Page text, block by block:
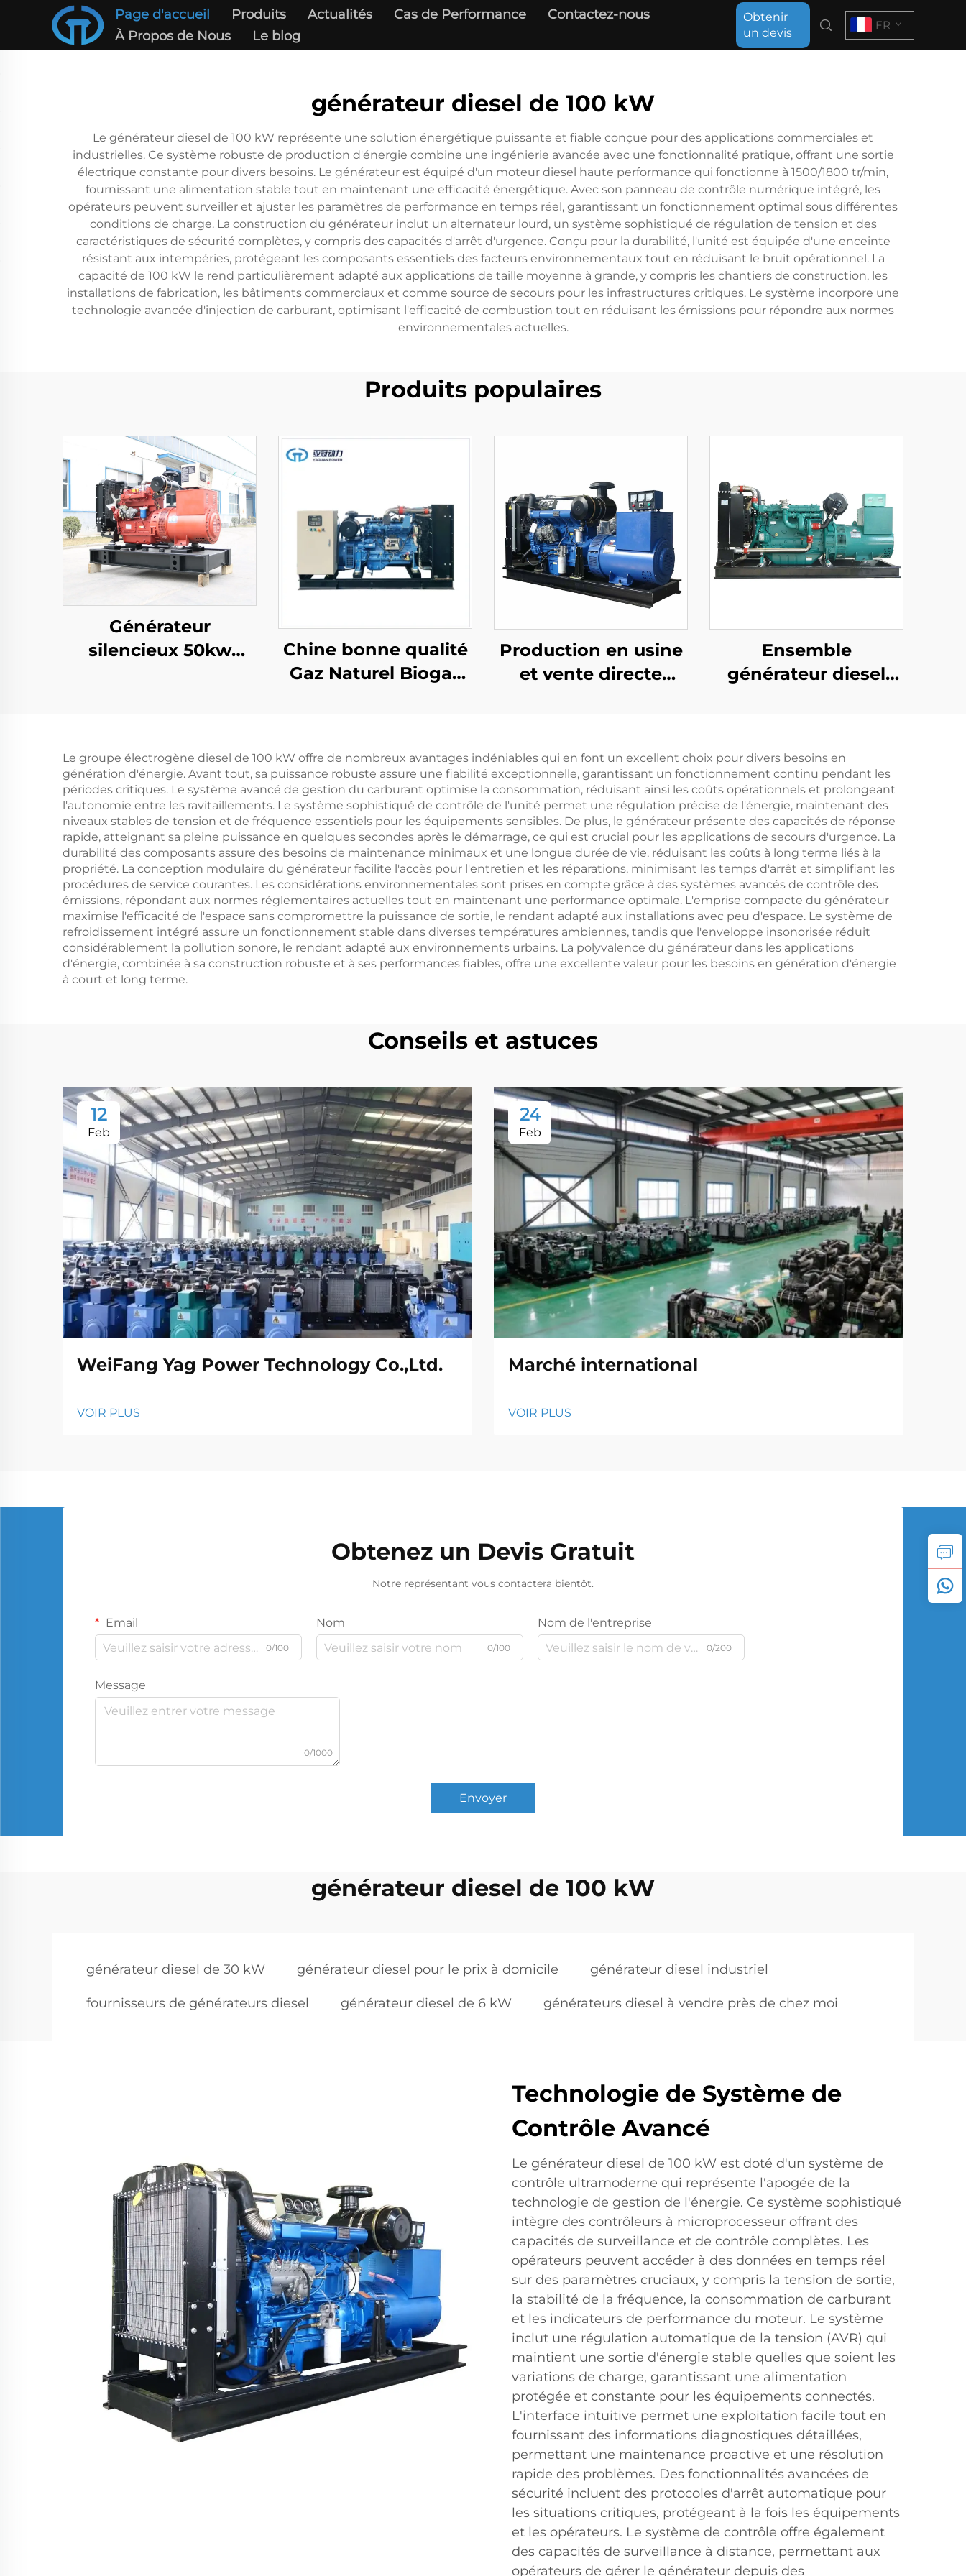
Page d'accueil Produits Actualités Cas de Performance
Contactez-nous
À Propos de Nous
Le blog
Obtenir
un devis
FR
générateur diesel de 100 kW
Le générateur diesel de 100 kW représente une solution énergétique puissante et fiable conçue pour des applications commerciales et
industrielles. Ce système robuste de production d'énergie combine une ingénierie avancée avec une fonctionnalité pratique, offrant une sortie
électrique constante pour divers besoins. Le générateur est équipé d'un moteur diesel haute performance qui fonctionne à 1500/1800 tr/min,
fournissant une alimentation stable tout en maintenant une efficacité énergétique. Avec son panneau de contrôle numérique intégré, les
opérateurs peuvent surveiller et ajuster les paramètres de performance en temps réel, garantissant un fonctionnement optimal sous différentes
conditions de charge. La construction du générateur inclut un alternateur lourd, un système sophistiqué de régulation de tension et des
caractéristiques de sécurité complètes, y compris des capacités d'arrêt d'urgence. Conçu pour la durabilité, l'unité est équipée d'une enceinte
résistant aux intempéries, protégeant les composants essentiels des facteurs environnementaux tout en réduisant le bruit opérationnel. La
capacité de 100 kW le rend particulièrement adapté aux applications de taille moyenne à grande, y compris les chantiers de construction, les
installations de fabrication, les bâtiments commerciaux et comme source de secours pour les infrastructures critiques. Le système incorpore une
technologie avancée d'injection de carburant, optimisant l'efficacité de combustion tout en réduisant les émissions pour répondre aux normes
environnementales actuelles.
Produits populaires
Générateur
silencieux 50kw
Chine bonne qualité
Gaz Naturel Biogaz
Soutien pour la
Production d'Énergie
Production en usine
et vente directe
Ricardo
Ensemble
générateur diesel
économe en énergie
Le groupe électrogène diesel de 100 kW offre de nombreux avantages indéniables qui en font un excellent choix pour divers besoins en
génération d'énergie. Avant tout, sa puissance robuste assure une fiabilité exceptionnelle, garantissant un fonctionnement continu pendant les
périodes critiques. Le système avancé de gestion du carburant optimise la consommation, réduisant ainsi les coûts opérationnels et prolongeant
l'autonomie entre les ravitaillements. Le système sophistiqué de contrôle de l'unité permet une régulation précise de l'énergie, maintenant des
niveaux stables de tension et de fréquence essentiels pour les équipements sensibles. De plus, le générateur présente des capacités de réponse
rapide, atteignant sa pleine puissance en quelques secondes après le démarrage, ce qui est crucial pour les applications de secours d'urgence. La
durabilité des composants assure des besoins de maintenance minimaux et une longue durée de vie, réduisant les coûts à long terme liés à la
propriété. La conception modulaire du générateur facilite l'accès pour l'entretien et les réparations, minimisant les temps d'arrêt et simplifiant les
procédures de service courantes. Les considérations environnementales sont prises en compte grâce à des systèmes avancés de contrôle des
émissions, répondant aux normes réglementaires actuelles tout en maintenant une performance optimale. L'emprise compacte du générateur
maximise l'efficacité de l'espace sans compromettre la puissance de sortie, le rendant adapté aux installations avec peu d'espace. Le système de
refroidissement intégré assure un fonctionnement stable dans diverses températures ambiennes, tandis que l'enveloppe insonorisée réduit
considérablement la pollution sonore, le rendant adapté aux environnements urbains. La polyvalence du générateur dans les applications
d'énergie, combinée à sa construction robuste et à ses performances fiables, offre une excellente valeur pour les besoins en génération d'énergie
à court et long terme.
Conseils et astuces
12
Feb
WeiFang Yag Power Technology Co.,Ltd.
VOIR PLUS
24
Feb
Marché international
VOIR PLUS
Obtenez un Devis Gratuit
Notre représentant vous contactera bientôt.
Email
0/100
Nom
0/100
Nom de l'entreprise
0/200
Message
0/1000
Envoyer
générateur diesel de 100 kW
générateur diesel de 30 kW générateur diesel pour le prix à domicile générateur diesel industriel
fournisseurs de générateurs diesel générateur diesel de 6 kW générateurs diesel à vendre près de chez moi
Technologie de Système de
Contrôle Avancé
Le générateur diesel de 100 kW est doté d'un système de
contrôle ultramoderne qui représente l'apogée de la
technologie de gestion de l'énergie. Ce système sophistiqué
intègre des contrôleurs à microprocesseur offrant des
capacités de surveillance et de contrôle complètes. Les
opérateurs peuvent accéder à des données en temps réel
sur des paramètres cruciaux, y compris la tension de sortie,
la stabilité de la fréquence, la consommation de carburant
et les indicateurs de performance du moteur. Le système
inclut une régulation automatique de la tension (AVR) qui
maintient une sortie d'énergie stable quelles que soient les
variations de charge, garantissant une alimentation
protégée et constante pour les équipements connectés.
L'interface intuitive permet une exploitation facile tout en
fournissant des informations diagnostiques détaillées,
permettant une maintenance proactive et une résolution
rapide des problèmes. Des fonctionnalités avancées de
sécurité incluent des protocoles d'arrêt automatique pour
les situations critiques, protégeant à la fois les équipements
et les opérateurs. Le système de contrôle offre également
des capacités de surveillance à distance, permettant aux
opérateurs de gérer le générateur depuis des